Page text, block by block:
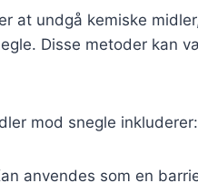
at undgå kemiske
Disse metoder kan
mod snegle inkluderer:
anvendes som en